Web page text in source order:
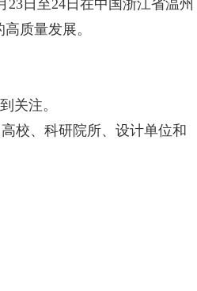
日至24日在中国浙江省温州
质量发展。
关注。
校、科研院所、设计单位和